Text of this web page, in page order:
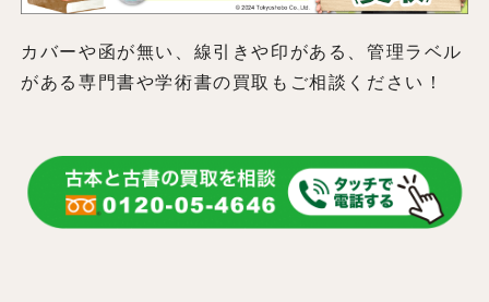
カバーや函が無い、線引きや印がある、管理ラベル
がある専門書や学術書の買取もご相談ください！